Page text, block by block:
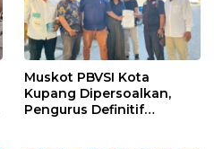
Muskot PBVSI Kota
Kupang Dipersoalkan,
Pengurus Definitif